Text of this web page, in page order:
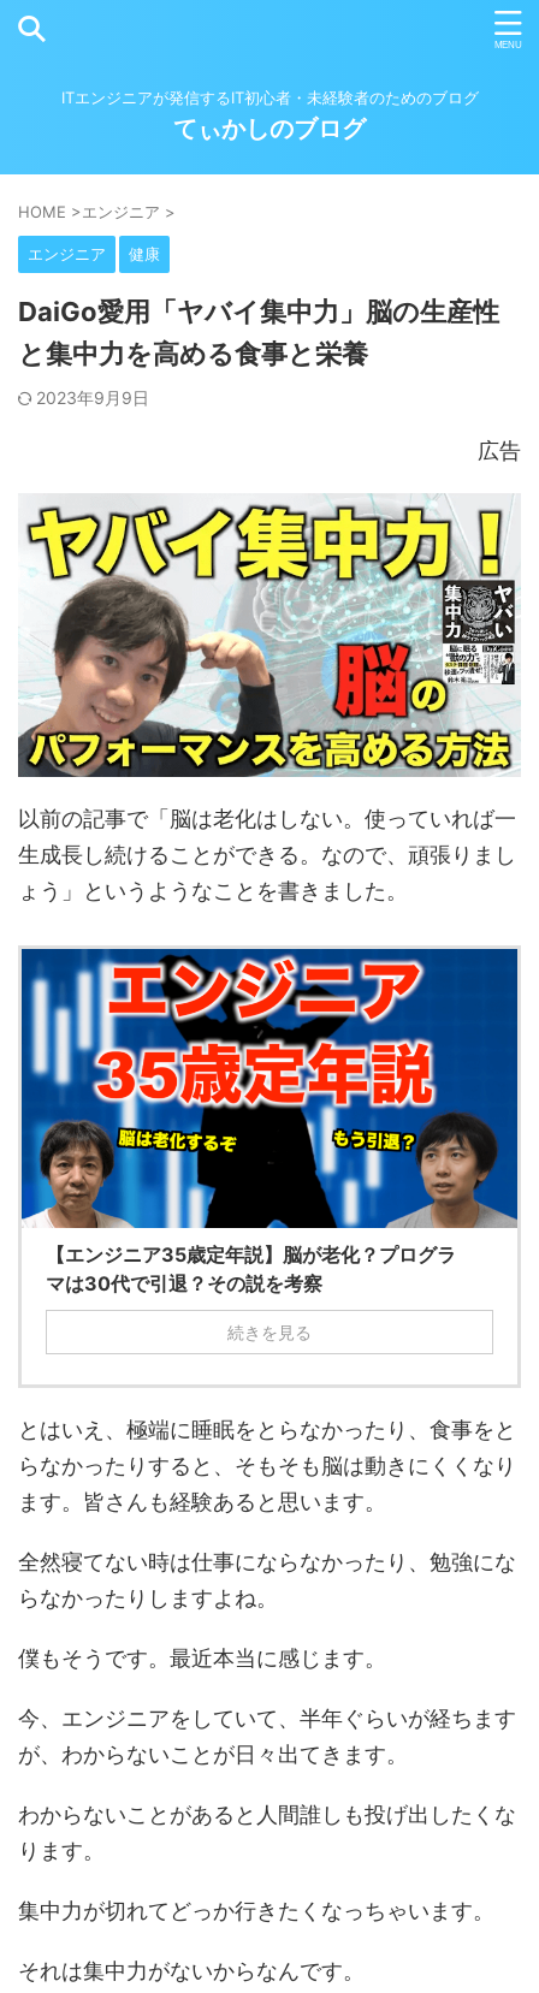
ITエンジニアが発信するIT初心者・未経験者のためのブログ
てぃかしのブログ
HOME >エンジニア >
エンジニア 健康
DaiGo愛用「ヤバイ集中力」脳の生産性
と集中力を高める食事と栄養
2023年9月9日
広告
以前の記事で「脳は老化はしない。使っていれば一
生成長し続けることができる。なので、頑張りまし
ょう」というようなことを書きました。
【エンジニア35歳定年説】脳が老化？プログラ
マは30代で引退？その説を考察
続きを見る
とはいえ、極端に睡眠をとらなかったり、食事をと
らなかったりすると、そもそも脳は動きにくくなり
ます。皆さんも経験あると思います。
全然寝てない時は仕事にならなかったり、勉強にな
らなかったりしますよね。
僕もそうです。最近本当に感じます。
今、エンジニアをしていて、半年ぐらいが経ちます
が、わからないことが日々出てきます。
わからないことがあると人間誰しも投げ出したくな
ります。
集中力が切れてどっか行きたくなっちゃいます。
それは集中力がないからなんです。